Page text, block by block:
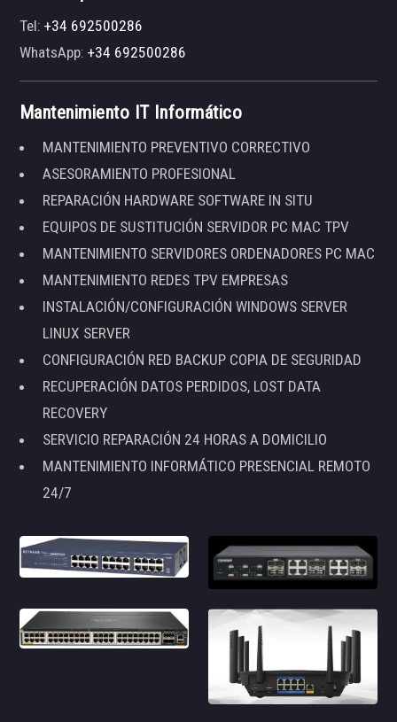
Tel:+34 692500286
WhatsApp:+34 692500286
Mantenimiento IT Informático
MANTENIMIENTO PREVENTIVO CORRECTIVO
ASESORAMIENTO PROFESIONAL
REPARACIÓN HARDWARE SOFTWARE IN SITU
EQUIPOS DE SUSTITUCIÓN SERVIDOR PC MAC TPV
MANTENIMIENTO SERVIDORES ORDENADORES PC MAC
MANTENIMIENTO REDES TPV EMPRESAS
INSTALACIÓN/CONFIGURACIÓN WINDOWS SERVER
LINUX SERVER
CONFIGURACIÓN RED BACKUP COPIA DE SEGURIDAD
RECUPERACIÓN DATOS PERDIDOS, LOST DATA
RECOVERY
SERVICIO REPARACIÓN 24 HORAS A DOMICILIO
MANTENIMIENTO INFORMÁTICO PRESENCIAL REMOTO
24/7